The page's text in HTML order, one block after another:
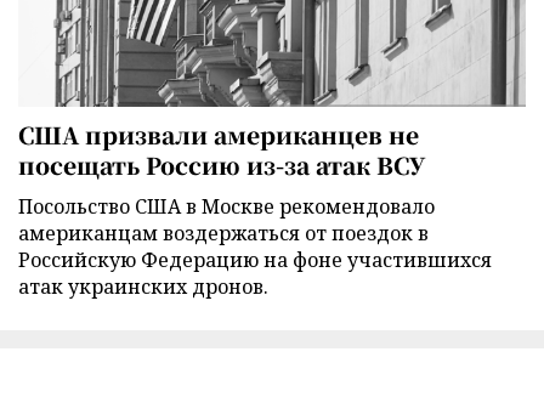
США призвали американцев не
посещать Россию из-за атак ВСУ
Посольство США в Москве рекомендовало
американцам воздержаться от поездок в
Российскую Федерацию на фоне участившихся
атак украинских дронов.